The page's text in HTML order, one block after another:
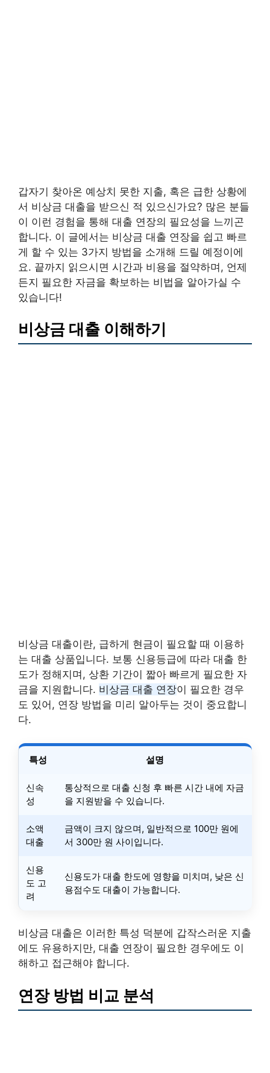
갑자기 찾아온 예상치 못한 지출, 혹은 급한 상황에
서 비상금 대출을 받으신 적 있으신가요? 많은 분들
이 이런 경험을 통해 대출 연장의 필요성을 느끼곤
합니다. 이 글에서는 비상금 대출 연장을 쉽고 빠르
게 할 수 있는 3가지 방법을 소개해 드릴 예정이에
요. 끝까지 읽으시면 시간과 비용을 절약하며, 언제
든지 필요한 자금을 확보하는 비법을 알아가실 수
있습니다!
비상금 대출 이해하기
비상금 대출이란, 급하게 현금이 필요할 때 이용하
는 대출 상품입니다. 보통 신용등급에 따라 대출 한
도가 정해지며, 상환 기간이 짧아 빠르게 필요한 자
금을 지원합니다. 비상금 대출 연장이 필요한 경우
도 있어, 연장 방법을 미리 알아두는 것이 중요합니
다.
특성 설명
신속
성
통상적으로 대출 신청 후 빠른 시간 내에 자금
을 지원받을 수 있습니다.
소액
대출
금액이 크지 않으며, 일반적으로 100만 원에
서 300만 원 사이입니다.
신용
도 고
려
신용도가 대출 한도에 영향을 미치며, 낮은 신
용점수도 대출이 가능합니다.
비상금 대출은 이러한 특성 덕분에 갑작스러운 지출
에도 유용하지만, 대출 연장이 필요한 경우에도 이
해하고 접근해야 합니다.
연장 방법 비교 분석